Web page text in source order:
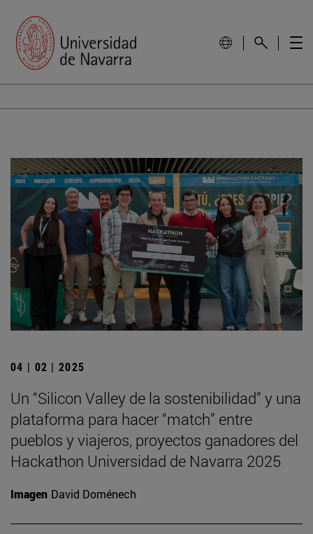
04 | 02 | 2025
Un “Silicon Valley de la sostenibilidad” y una
plataforma para hacer “match” entre
pueblos y viajeros, proyectos ganadores del
Hackathon Universidad de Navarra 2025
Imagen David Doménech